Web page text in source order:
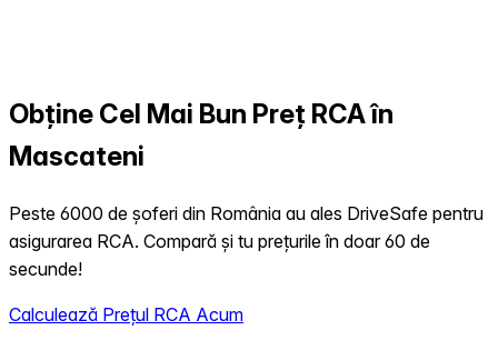
Obține Cel Mai Bun Preț RCA în
Mascateni
Peste 6000 de șoferi din România au ales DriveSafe pentru
asigurarea RCA. Compară și tu prețurile în doar 60 de
secunde!
Calculează Prețul RCA Acum